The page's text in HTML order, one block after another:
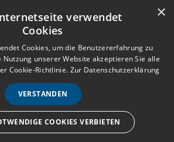
Anmelden Registrieren
e
n
ü
los,
×
verwendet
Cookies
Cookies, um die Benutzererfahrung zu
unserer Website akzeptieren Sie alle
Cookie-Richtlinie. Zur Datenschutzerklärung
VERSTANDEN
COOKIES VERBIETEN